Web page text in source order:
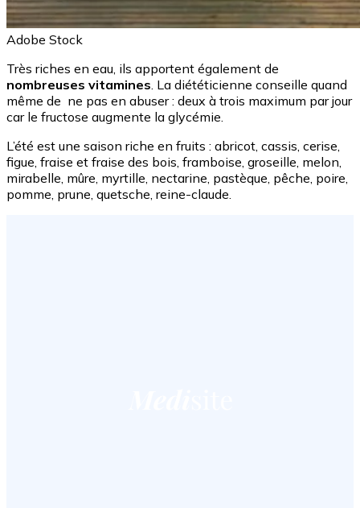
Adobe Stock
Très riches en eau, ils apportent également de
nombreuses vitamines . La diététicienne conseille quand
même de ne pas en abuser : deux à trois maximum par jour
car le fructose augmente la glycémie.
L’été est une saison riche en fruits : abricot, cassis, cerise,
figue, fraise et fraise des bois, framboise, groseille, melon,
mirabelle, mûre, myrtille, nectarine, pastèque, pêche, poire,
pomme, prune, quetsche, reine-claude.